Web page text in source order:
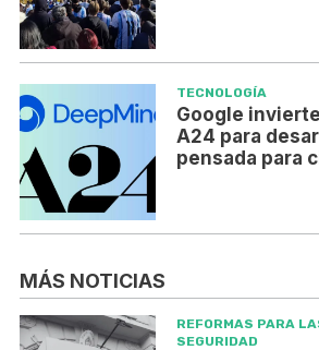
TECNOLOGÍA
Google
A24 para
pensada para
MÁS NOTICIAS
REFORMAS PARA
SEGURIDAD